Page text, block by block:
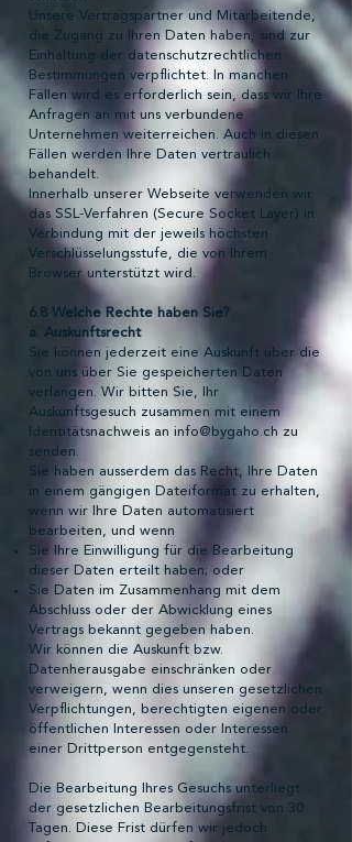
Unsere Vertragspartner und Mitarbeitende,
die Zugang zu Ihren Daten haben, sind zur
Einhaltung der datenschutzrechtlichen
Bestimmungen verpflichtet. In manchen
Fällen wird es erforderlich sein, dass wir Ihre
Anfragen an mit uns verbundene
Unternehmen weiterreichen. Auch in diesen
Fällen werden Ihre Daten vertraulich
behandelt.
Innerhalb unserer Webseite verwenden wir
das SSL-Verfahren (Secure Socket Layer) in
Verbindung mit der jeweils höchsten
Verschlüsselungsstufe, die von Ihrem
Browser unterstützt wird.
6.8 Welche Rechte haben Sie?
a. Auskunftsrecht
Sie können jederzeit eine Auskunft über die
von uns über Sie gespeicherten Daten
verlangen. Wir bitten Sie, Ihr
Auskunftsgesuch zusammen mit einem
Identitätsnachweis an info@bygaho.ch zu
senden.
Sie haben ausserdem das Recht, Ihre Daten
in einem gängigen Dateiformat zu erhalten,
wenn wir Ihre Daten automatisiert
bearbeiten, und wenn
Sie Ihre Einwilligung für die Bearbeitung
dieser Daten erteilt haben; oder
Sie Daten im Zusammenhang mit dem
Abschluss oder der Abwicklung eines
Vertrags bekannt gegeben haben.
Wir können die Auskunft bzw.
Datenherausgabe einschränken oder
verweigern, wenn dies unseren gesetzlichen
Verpflichtungen, berechtigten eigenen oder
öffentlichen Interessen oder Interessen
einer Drittperson entgegensteht.
Die Bearbeitung Ihres Gesuchs unterliegt
der gesetzlichen Bearbeitungsfrist von 30
Tagen. Diese Frist dürfen wir jedoch